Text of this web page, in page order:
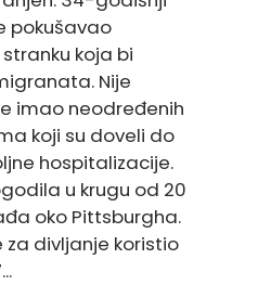
pokušavao
koja bi
Nije
imao neodređenih
koji su doveli do
hospitalizacije.
u krugu od 20
oko Pittsburgha.
divljanje koristio